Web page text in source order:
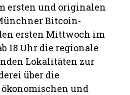
ersten und originalen
Bitcoin-
ersten Mittwoch im
18 Uhr die regionale
Lokalitäten zur
über die
und